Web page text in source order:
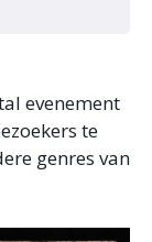
evenement
te
genres van